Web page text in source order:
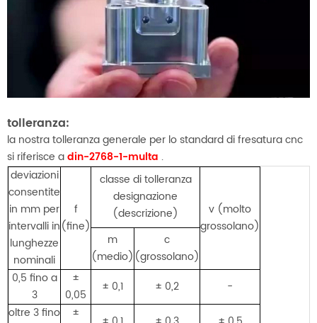
tolleranza:
la nostra tolleranza generale per lo standard di fresatura cnc
si riferisce adin-2768-1-multa .
deviazioni
consentite
in mm per
intervalli in
lunghezze
nominali
f
(fine)
classe di tolleranza
designazione
(descrizione)
v (molto
grossolano)
m
(medio)
c
(grossolano)
0,5 fino a
3
±
0,05
± 0,1 ± 0,2
-
oltre 3 fino
±